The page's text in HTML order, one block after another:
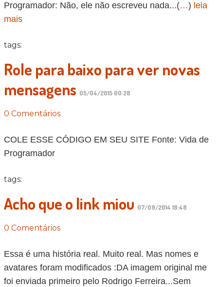
Programador: Não, ele não escreveu nada...(…) leia
mais
tags:
Role para baixo para ver novas
mensagens 05/04/2015 00:28
0 Comentários
COLE ESSE CÓDIGO EM SEU SITE Fonte: Vida de
Programador
tags:
Acho que o link miou 07/09/2014 18:48
0 Comentários
Essa é uma história real. Muito real. Mas nomes e
avatares foram modificados :DA imagem original me
foi enviada primeiro pelo Rodrigo Ferreira...Sem